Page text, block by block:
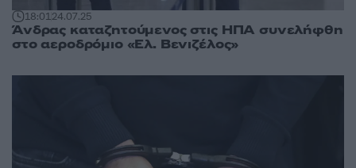
18:0124.07.25
Άνδρας καταζητούμενος στις ΗΠΑ συνελήφθη
στο αεροδρόμιο «Ελ. Βενιζέλος»